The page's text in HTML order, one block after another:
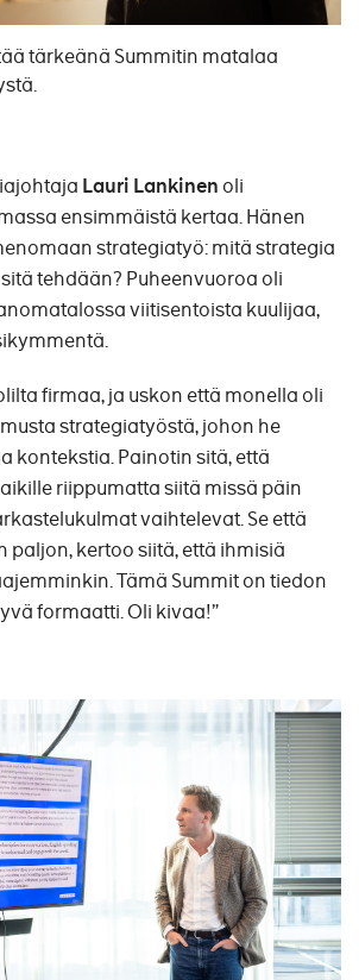
tärkeänä Summitin matalaa
Lauri Lankinenoli
ensimmäistä kertaa. Hänen
strategiatyö: mitä strategia
tehdään? Puheenvuoroa oli
viitisentoista kuulijaa,
firmaa, ja uskon että monella oli
strategiatyöstä, johon he
kontekstia. Painotin sitä, että
riippumatta siitä missä päin
vaihtelevat. Se että
paljon, kertoo siitä, että ihmisiä
Tämä Summit on tiedon
formaatti. Oli kivaa!”